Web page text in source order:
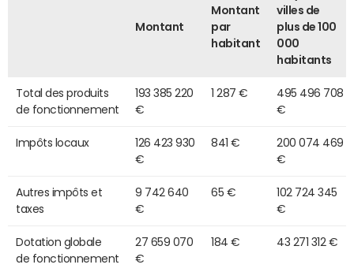
Montant
Montant
par
habitant
villes de
plus de 100
000
habitants
Total des produits
de fonctionnement
193 385 220
€
1 287 €
495 496 708
€
Impôts locaux
126 423 930
€
841 €
200 074 469
€
Autres impôts et
taxes
9 742 640
€
65 €
102 724 345
€
Dotation globale
de fonctionnement
27 659 070
€
184 € 43 271 312 €